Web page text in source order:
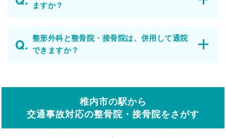
ますか？
整形外科と整骨院・接骨院は、併用して通院
できますか？
稚内市の駅から
交通事故対応の整骨院・接骨院をさがす